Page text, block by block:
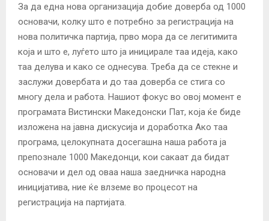
За да една нова организација добие доверба од 1000
основачи, колку што е потребно за регистрација на
нова политичка партија, прво мора да се легитимита
која и што е, луѓето што ја иницирале таа идеја, како
таа делува и како се однесува. Треба да се стекне и
заслужи довербата и до таа доверба се стига со
многу дела и работа. Нашиот фокус во овој момент е
програмата Вистински Македонски Пат, која ќе биде
изложена на јавна дискусија и доработка Ако таа
програма, целокупната досегашна наша работа ја
препознале 1000 Македонци, кои сакаат да бидат
основачи и дел од оваа наша заедничка народна
иницијатива, ние ќе влземе во процесот на
регистрација на партијата.